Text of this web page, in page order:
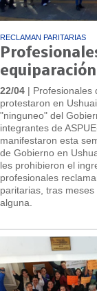
RECLAMAN PARITARIAS
22/04 | Profesionales
protestaron en
"ninguneo" del
integrantes de
manifestaron esta
de Gobierno en
les prohibieron el
profesionales
paritarias, tras
alguna.